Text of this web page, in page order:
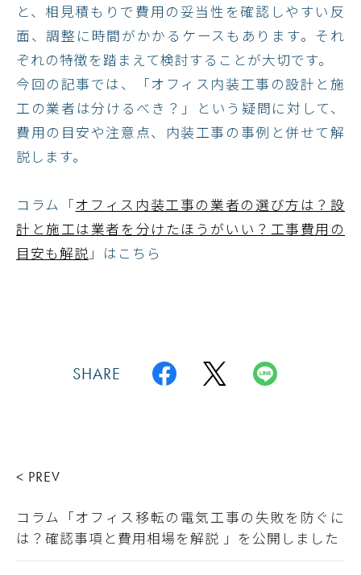
と、相見積もりで費用の妥当性を確認しやすい反
面、調整に時間がかかるケースもあります。それ
ぞれの特徴を踏まえて検討することが大切です。
今回の記事では、「オフィス内装工事の設計と施
工の業者は分けるべき？」という疑問に対して、
費用の目安や注意点、内装工事の事例と併せて解
説します。
コラム「オフィス内装工事の業者の選び方は？設
計と施工は業者を分けたほうがいい？工事費用の
目安も解説 」はこちら
SHARE
< PREV
コラム「オフィス移転の電気工事の失敗を防ぐに
は？確認事項と費用相場を解説 」を公開しました